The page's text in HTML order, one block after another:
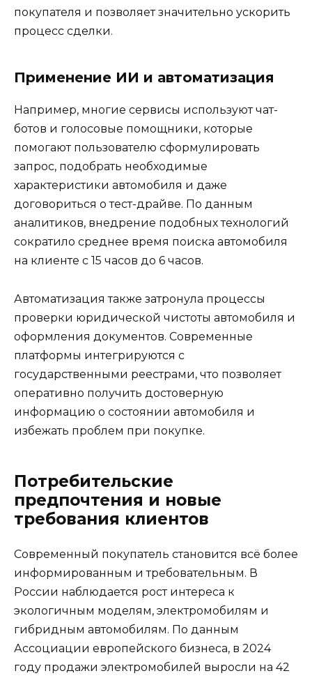
покупателя и позволяет значительно ускорить
процесс сделки.
Применение ИИ и автоматизация
Например, многие сервисы используют чат-
ботов и голосовые помощники, которые
помогают пользователю сформулировать
запрос, подобрать необходимые
характеристики автомобиля и даже
договориться о тест-драйве. По данным
аналитиков, внедрение подобных технологий
сократило среднее время поиска автомобиля
на клиенте с 15 часов до 6 часов.
Автоматизация также затронула процессы
проверки юридической чистоты автомобиля и
оформления документов. Современные
платформы интегрируются с
государственными реестрами, что позволяет
оперативно получить достоверную
информацию о состоянии автомобиля и
избежать проблем при покупке.
Потребительские
предпочтения и новые
требования клиентов
Современный покупатель становится всё более
информированным и требовательным. В
России наблюдается рост интереса к
экологичным моделям, электромобилям и
гибридным автомобилям. По данным
Ассоциации европейского бизнеса, в 2024
году продажи электромобилей выросли на 42